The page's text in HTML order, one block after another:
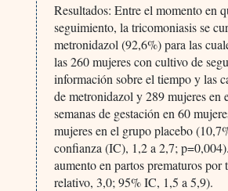
Resultados: Entre el momento en
seguimiento, la tricomoniasis se
metronidazol (92,6%) para las
las 260 mujeres con cultivo de
información sobre el tiempo y las
de metronidazol y 289 mujeres en
semanas de gestación en 60
mujeres en el grupo placebo
confianza (IC), 1,2 a 2,7;
aumento en partos prematuros
relativo, 3,0; 95% IC, 1,5 a 5,9).